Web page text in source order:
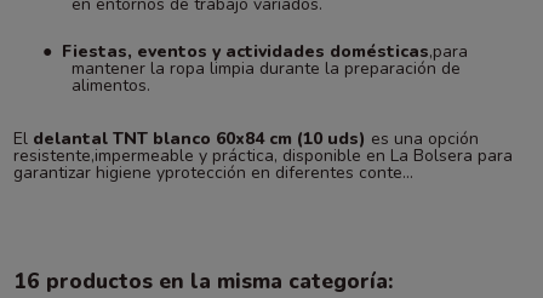
● Fiestas, eventos y actividades domésticas,para
mantener la ropa limpia durante la preparación de
alimentos.
El delantal TNT blanco 60x84 cm (10 uds) es una opción
resistente,impermeable y práctica, disponible en La Bolsera para
garantizar higiene yprotección en diferentes conte...
16 productos en la misma categoría: